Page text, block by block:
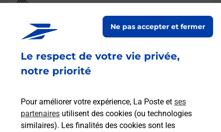
Le respect de votre vie privée,
notre priorité
Pour améliorer votre expérience, La Poste et ses
partenaires utilisent des cookies (ou technologies
similaires). Les finalités des cookies sont les
Ne pas accepter et fermer
Relais Pickup
L INSTANT MARCHE
ouvre vendredi à 09h00
1342 RUE DE MONTARAN
45770 SARAN
Malin !